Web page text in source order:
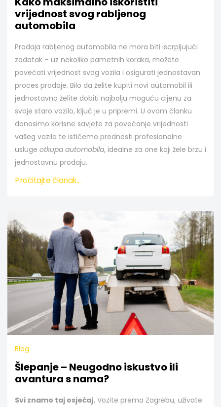
vrijednost svog rabljenog
automobila
Prodaja rabljenog automobila ne mora biti iscrpljujući
zadatak – uz nekoliko pametnih koraka, možete
povećati vrijednost svog vozila i osigurati jednostavan
proces prodaje. Bilo da želite kupiti novi automobil ili
jednostavno želite dobiti najbolju moguću cijenu za
svoje staro vozilo, ključ je u pripremi. U ovom članku
donosimo korisne savjete za povećanje vrijednosti
vašeg vozila te ističemo prednosti profesionalne
usluge otkupa automobila, idealne za one koji žele brzu i
jednostavnu prodaju.
Pročitajte članak...
Blog
Šlepanje – Neugodno iskustvo ili
avantura s nama?
Svi znamo taj osjećaj. Vozite prema Zagrebu, uživate